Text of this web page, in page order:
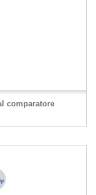
comparatore